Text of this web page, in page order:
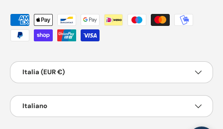
Metodi di pagamento accettati
Paese/Regione
Italia (EUR €)
Lingua
Italiano